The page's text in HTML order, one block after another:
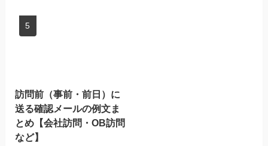
訪問前（事前・前日）に
送る確認メールの例文ま
とめ【会社訪問・OB訪問
など】